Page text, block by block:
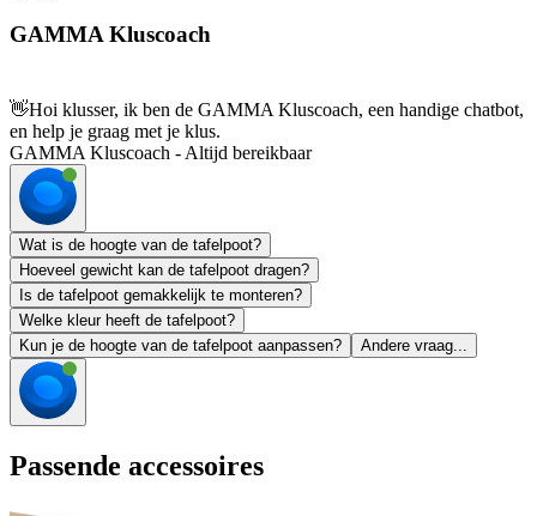
GAMMA Kluscoach
👋Hoi klusser, ik ben de GAMMA Kluscoach, een handige chatbot,
en help je graag met je klus.
GAMMA Kluscoach - Altijd bereikbaar
Wat is de hoogte van de tafelpoot?
Hoeveel gewicht kan de tafelpoot dragen?
Is de tafelpoot gemakkelijk te monteren?
Welke kleur heeft de tafelpoot?
Kun je de hoogte van de tafelpoot aanpassen?
Andere vraag...
Passende accessoires